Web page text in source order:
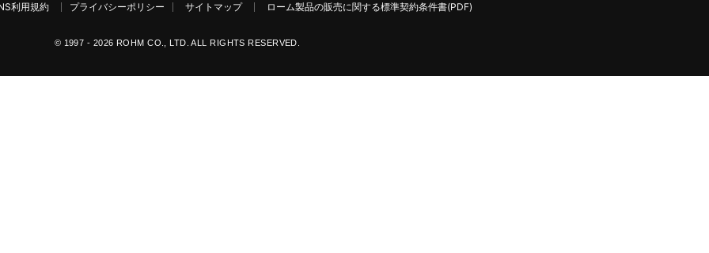
利用規約 プライバシーポリシー サイトマップ ローム製品の販売に関する標準契約条件書(PDF)
© 1997 - 2026 ROHM CO., LTD. ALL RIGHTS RESERVED.